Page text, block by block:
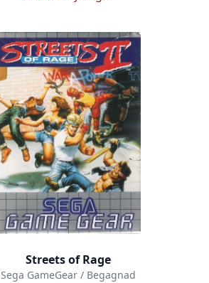
Streets of Rage
Sega GameGear / Begagnad